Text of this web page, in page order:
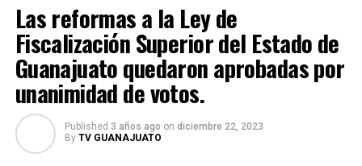
Las reformas a la Ley de
Fiscalización Superior del Estado de
Guanajuato quedaron aprobadas por
unanimidad de votos.
Published 3 años ago on diciembre 22, 2023
By TV GUANAJUATO